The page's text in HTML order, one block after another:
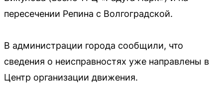
пересечении Репина с Волгоградской.
В администрации города сообщили, что
сведения о неисправностях уже направлены в
Центр организации движения.